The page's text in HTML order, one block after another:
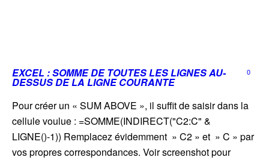
EXCEL : SOMME DE TOUTES LES LIGNES AU-
DESSUS DE LA LIGNE COURANTE
0
Pour créer un « SUM ABOVE », il suffit de saisir dans la
cellule voulue : =SOMME(INDIRECT("C2:C" &
LIGNE()-1)) Remplacez évidemment » C2 » et » C » par
vos propres correspondances. Voir screenshot pour